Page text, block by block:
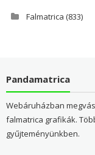
Falmatrica (833)
Pandamatrica
Webáruházban
falmatrica grafikák.
gyűjteményünkben.